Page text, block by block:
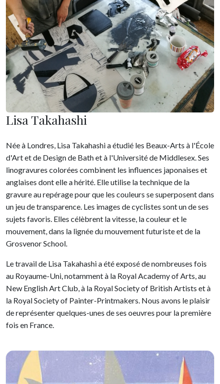
Lisa Takahashi
Née à Londres, Lisa Takahashi a étudié les Beaux-Arts à l'École
d'Art et de Design de Bath et à l'Université de Middlesex. Ses
linogravures colorées combinent les influences japonaises et
anglaises dont elle a hérité. Elle utilise la technique de la
gravure au repérage pour que les couleurs se superposent dans
un jeu de transparence. Les images de cyclistes sont un de ses
sujets favoris. Elles célèbrent la vitesse, la couleur et le
mouvement, dans la lignée du mouvement futuriste et de la
Grosvenor School.
Le travail de Lisa Takahashi a été exposé de nombreuses fois
au Royaume-Uni, notamment à la Royal Academy of Arts, au
New English Art Club, à la Royal Society of British Artists et à
la Royal Society of Painter-Printmakers. Nous avons le plaisir
de représenter quelques-unes de ses oeuvres pour la première
fois en France.